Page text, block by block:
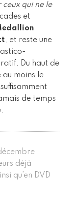
ceux qui ne le
et
, et reste une
Du haut de
au moins le
de temps
déjà
qu’en DVD